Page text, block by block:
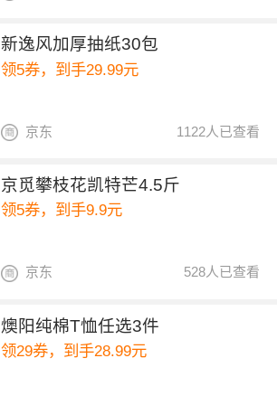
新逸风加厚抽纸30包
领5券，到手29.99元
1122人已查看
京东
京觅攀枝花凯特芒4.5斤
领5券，到手9.9元
528人已查看
京东
燠阳纯棉T恤任选3件
领29券，到手28.99元